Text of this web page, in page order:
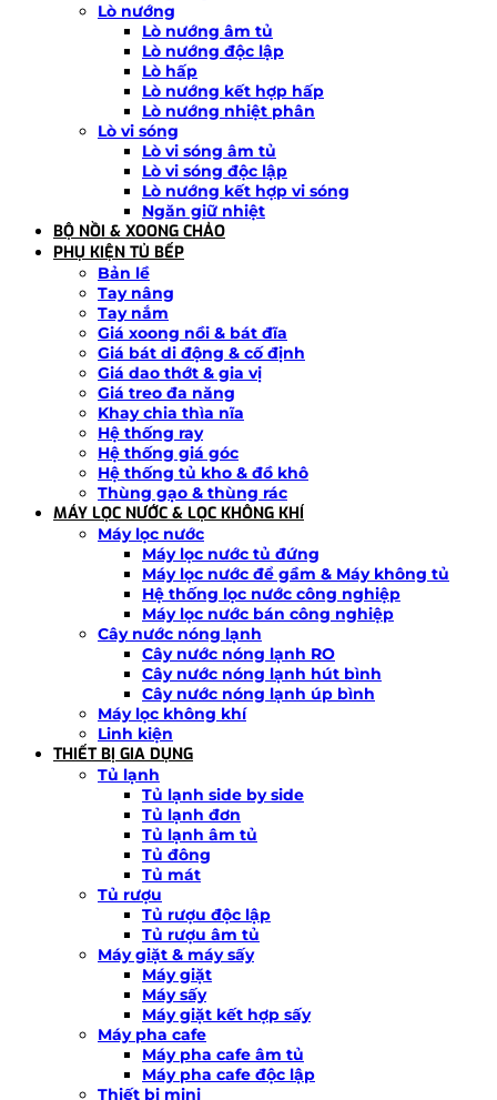
Lò nướng
Lò nướng âm tủ
Lò nướng độc lập
Lò hấp
Lò nướng kết hợp hấp
Lò nướng nhiệt phân
Lò vi sóng
Lò vi sóng âm tủ
Lò vi sóng độc lập
Lò nướng kết hợp vi sóng
Ngăn giữ nhiệt
BỘ NỒI & XOONG CHẢO
PHỤ KIỆN TỦ BẾP
Bản lề
Tay nâng
Tay nắm
Giá xoong nồi & bát đĩa
Giá bát di động & cố định
Giá dao thớt & gia vị
Giá treo đa năng
Khay chia thìa nĩa
Hệ thống ray
Hệ thống giá góc
Hệ thống tủ kho & đồ khô
Thùng gạo & thùng rác
MÁY LỌC NƯỚC & LỌC KHÔNG KHÍ
Máy lọc nước
Máy lọc nước tủ đứng
Máy lọc nước để gầm & Máy không tủ
Hệ thống lọc nước công nghiệp
Máy lọc nước bán công nghiệp
Cây nước nóng lạnh
Cây nước nóng lạnh RO
Cây nước nóng lạnh hút bình
Cây nước nóng lạnh úp bình
Máy lọc không khí
Linh kiện
THIẾT BỊ GIA DỤNG
Tủ lạnh
Tủ lạnh side by side
Tủ lạnh đơn
Tủ lạnh âm tủ
Tủ đông
Tủ mát
Tủ rượu
Tủ rượu độc lập
Tủ rượu âm tủ
Máy giặt & máy sấy
Máy giặt
Máy sấy
Máy giặt kết hợp sấy
Máy pha cafe
Máy pha cafe âm tủ
Máy pha cafe độc lập
Thiết bị mini